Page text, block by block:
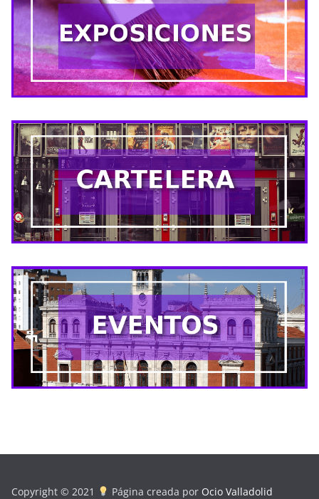
Copyright © 2021 Página creada por Ocio Valladolid